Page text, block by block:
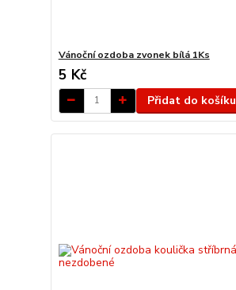
Vánoční ozdoba zvonek bílá 1Ks
5 Kč
Přidat do košíku